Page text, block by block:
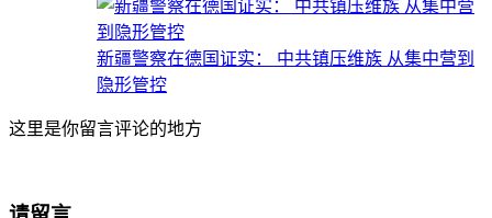
新疆警察在德国证实： 中共镇压维族 从集中营到
隐形管控
这里是你留言评论的地方